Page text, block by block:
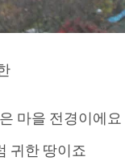
마을 전경이에요
귀한 땅이죠